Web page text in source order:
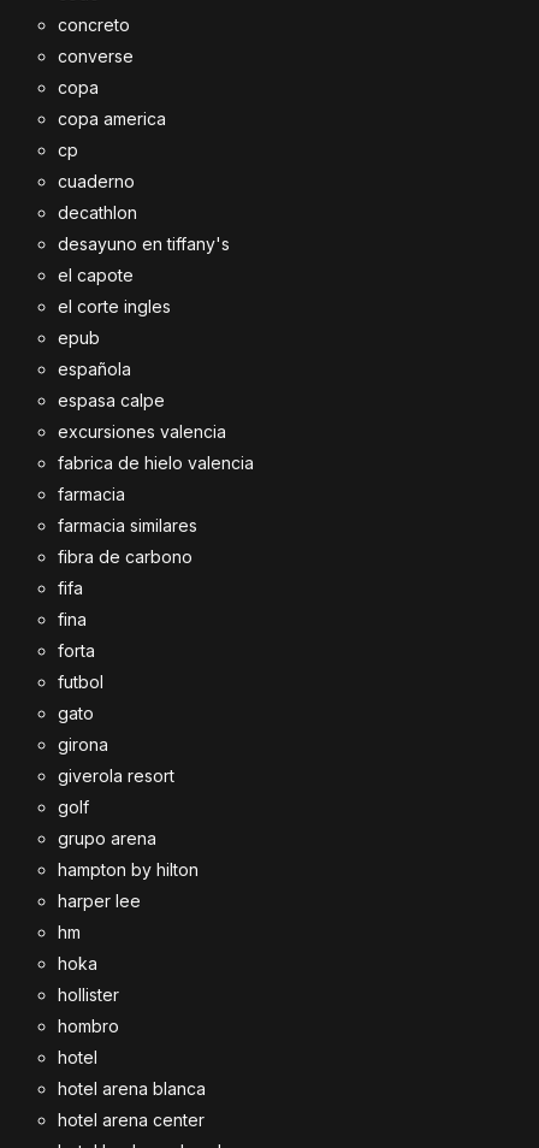
concreto
converse
copa
copa america
cp
cuaderno
decathlon
desayuno en tiffany's
el capote
el corte ingles
epub
española
espasa calpe
excursiones valencia
fabrica de hielo valencia
farmacia
farmacia similares
fibra de carbono
fifa
fina
forta
futbol
gato
girona
giverola resort
golf
grupo arena
hampton by hilton
harper lee
hm
hoka
hollister
hombro
hotel
hotel arena blanca
hotel arena center